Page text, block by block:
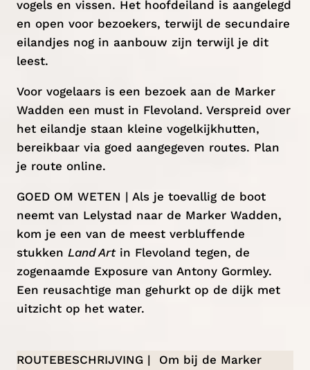
vogels en vissen. Het hoofdeiland is aangelegd
en open voor bezoekers, terwijl de secundaire
eilandjes nog in aanbouw zijn terwijl je dit
leest.
Voor vogelaars is een bezoek aan de Marker
Wadden een must in Flevoland. Verspreid over
het eilandje staan kleine vogelkijkhutten,
bereikbaar via goed aangegeven routes. Plan
je route online.
GOED OM WETEN | Als je toevallig de boot
neemt van Lelystad naar de Marker Wadden,
kom je een van de meest verbluffende
stukken Land Artin Flevoland tegen, de
zogenaamde Exposure van Antony Gormley.
Een reusachtige man gehurkt op de dijk met
uitzicht op het water.
ROUTEBESCHRIJVING | Om bij de Marker